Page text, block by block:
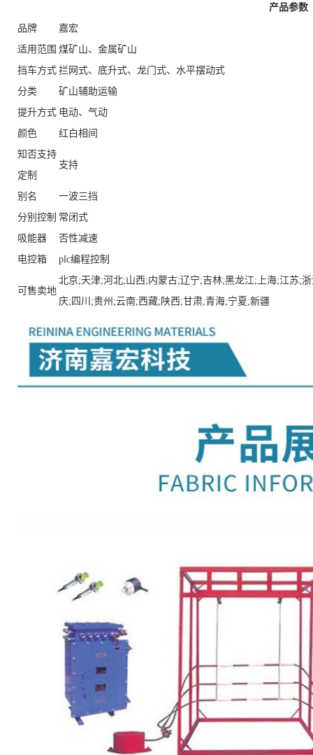
产品参数
品牌
嘉宏
适用范围 煤矿山、金属矿山
挡车方式 拦网式、底升式、龙门式、水平摆动式
分类
矿山辅助运输
提升方式 电动、气动
颜色
红白相间
知否支持
定制
支持
别名
一波三挡
分别控制 常闭式
吸能器
否性减速
电控箱
plc编程控制
可售卖地
北京;天津;河北;山西;内蒙古;辽宁;吉林;黑龙江;上海;江苏;
庆;四川;贵州;云南;西藏;陕西;甘肃;青海;宁夏;新疆